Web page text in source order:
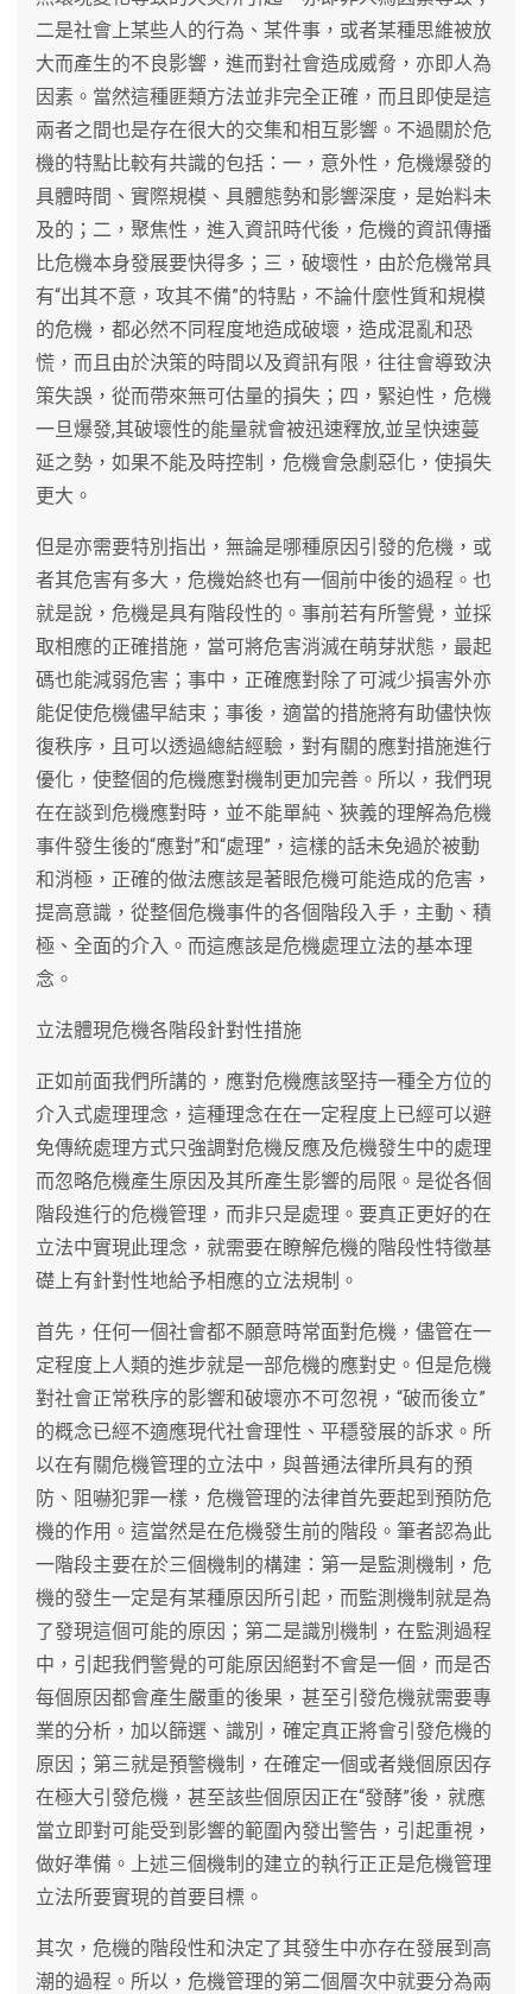
二是社會上某些人的行為、某件事，或者某種思維被放
大而產生的不良影響，進而對社會造成威脅，亦即人為
因素。當然這種匪類方法並非完全正確，而且即使是這
兩者之間也是存在很大的交集和相互影響。不過關於危
機的特點比較有共識的包括：一，意外性，危機爆發的
具體時間、實際規模、具體態勢和影響深度，是始料未
及的；二，聚焦性，進入資訊時代後，危機的資訊傳播
比危機本身發展要快得多；三，破壞性，由於危機常具
有“出其不意，攻其不備”的特點，不論什麼性質和規模
的危機，都必然不同程度地造成破壞，造成混亂和恐
慌，而且由於決策的時間以及資訊有限，往往會導致決
策失誤，從而帶來無可估量的損失；四，緊迫性，危機
一旦爆發,其破壞性的能量就會被迅速釋放,並呈快速蔓
延之勢，如果不能及時控制，危機會急劇惡化，使損失
更大。
但是亦需要特別指出，無論是哪種原因引發的危機，或
者其危害有多大，危機始終也有一個前中後的過程。也
就是說，危機是具有階段性的。事前若有所警覺，並採
取相應的正確措施，當可將危害消滅在萌芽狀態，最起
碼也能減弱危害；事中，正確應對除了可減少損害外亦
能促使危機儘早結束；事後，適當的措施將有助儘快恢
復秩序，且可以透過總結經驗，對有關的應對措施進行
優化，使整個的危機應對機制更加完善。所以，我們現
在在談到危機應對時，並不能單純、狹義的理解為危機
事件發生後的“應對”和“處理”，這樣的話未免過於被動
和消極，正確的做法應該是著眼危機可能造成的危害，
提高意識，從整個危機事件的各個階段入手，主動、積
極、全面的介入。而這應該是危機處理立法的基本理
念。
立法體現危機各階段針對性措施
正如前面我們所講的，應對危機應該堅持一種全方位的
介入式處理理念，這種理念在在一定程度上已經可以避
免傳統處理方式只強調對危機反應及危機發生中的處理
而忽略危機產生原因及其所產生影響的局限。是從各個
階段進行的危機管理，而非只是處理。要真正更好的在
立法中實現此理念，就需要在瞭解危機的階段性特徵基
礎上有針對性地給予相應的立法規制。
首先，任何一個社會都不願意時常面對危機，儘管在一
定程度上人類的進步就是一部危機的應對史。但是危機
對社會正常秩序的影響和破壞亦不可忽視，“破而後立”
的概念已經不適應現代社會理性、平穩發展的訴求。所
以在有關危機管理的立法中，與普通法律所具有的預
防、阻嚇犯罪一樣，危機管理的法律首先要起到預防危
機的作用。這當然是在危機發生前的階段。筆者認為此
一階段主要在於三個機制的構建：第一是監測機制，危
機的發生一定是有某種原因所引起，而監測機制就是為
了發現這個可能的原因；第二是識別機制，在監測過程
中，引起我們警覺的可能原因絕對不會是一個，而是否
每個原因都會產生嚴重的後果，甚至引發危機就需要專
業的分析，加以篩選、識別，確定真正將會引發危機的
原因；第三就是預警機制，在確定一個或者幾個原因存
在極大引發危機，甚至該些個原因正在“發酵”後，就應
當立即對可能受到影響的範圍內發出警告，引起重視，
做好準備。上述三個機制的建立的執行正正是危機管理
立法所要實現的首要目標。
其次，危機的階段性和決定了其發生中亦存在發展到高
潮的過程。所以，危機管理的第二個層次中就要分為兩